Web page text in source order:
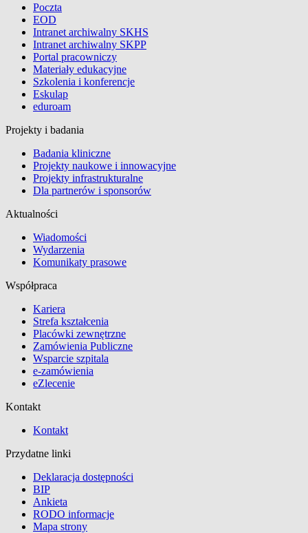
Poczta
EOD
Intranet archiwalny SKHS
Intranet archiwalny SKPP
Portal pracowniczy
Materiały edukacyjne
Szkolenia i konferencje
Eskulap
eduroam
Projekty i badania
Badania kliniczne
Projekty naukowe i innowacyjne
Projekty infrastrukturalne
Dla partnerów i sponsorów
Aktualności
Wiadomości
Wydarzenia
Komunikaty prasowe
Współpraca
Kariera
Strefa kształcenia
Placówki zewnętrzne
Zamówienia Publiczne
Wsparcie szpitala
e-zamówienia
eZlecenie
Kontakt
Kontakt
Przydatne linki
Deklaracja dostępności
BIP
Ankieta
RODO informacje
Mapa strony